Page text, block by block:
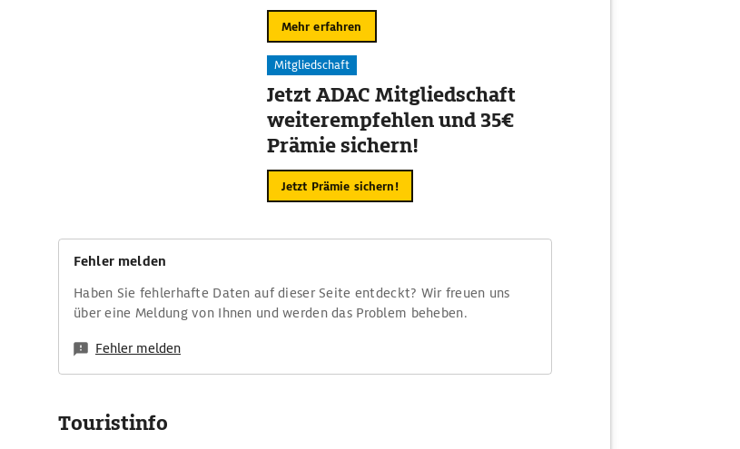
Mehr erfahren
Mitgliedschaft
Jetzt ADAC Mitgliedschaft
weiterempfehlen und 35€
Prämie sichern!
Jetzt Prämie sichern!
Fehler melden
Haben Sie fehlerhafte Daten auf dieser Seite entdeckt? Wir freuen uns
über eine Meldung von Ihnen und werden das Problem beheben.
Fehler melden
Touristinfo